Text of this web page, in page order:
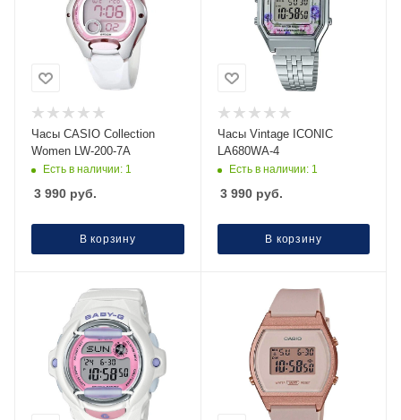
Часы CASIO Collection
Women LW-200-7A
Есть в наличии: 1
3 990 руб.
В корзину
Часы Vintage ICONIC
LA680WA-4
Есть в наличии: 1
3 990руб.
В корзину